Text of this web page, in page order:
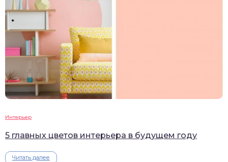
Интерьер
5 главных цветов интерьера в будущем году
Читать далее